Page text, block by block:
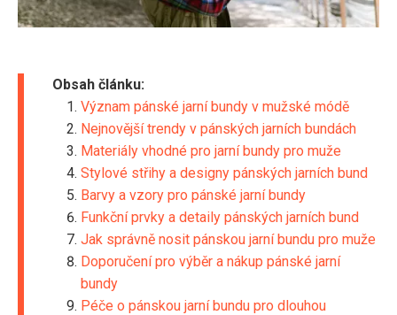
Obsah článku:
Význam pánské jarní bundy v mužské módě
Nejnovější trendy v pánských jarních bundách
Materiály vhodné pro jarní bundy pro muže
Stylové střihy a designy pánských jarních bund
Barvy a vzory pro pánské jarní bundy
Funkční prvky a detaily pánských jarních bund
Jak správně nosit pánskou jarní bundu pro muže
Doporučení pro výběr a nákup pánské jarní
bundy
Péče o pánskou jarní bundu pro dlouhou